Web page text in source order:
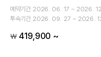
예약기간 2026. 06. 17 ~ 2026.
투숙기간 2026. 09. 27 ~ 2026.
￦ 419,900 ~